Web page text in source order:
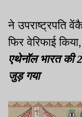
ने उपराष्ट्रपति
फिर वेरिफाई
एथेनॉल भारत की
जुड़ गया